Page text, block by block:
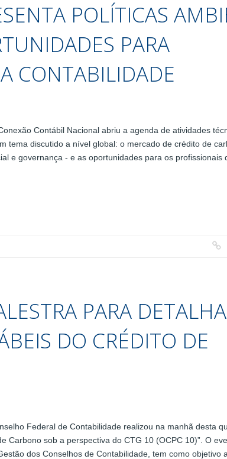
POLÍTICAS
PARA
CONTABILIDADE
Contábil Nacional abriu a agenda de atividades
tema discutido a nível global: o mercado de crédito de
e governança - e as oportunidades para os profissionais
PARA
DO CRÉDITO DE
Federal de Contabilidade realizou na manhã desta
Carbono sob a perspectiva do CTG 10 (OCPC 10)”. O
dos Conselhos de Contabilidade, tem como objetivo